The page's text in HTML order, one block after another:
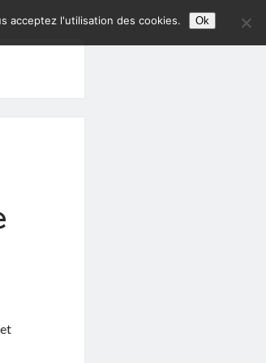
acceptez l'utilisation des cookies. Ok